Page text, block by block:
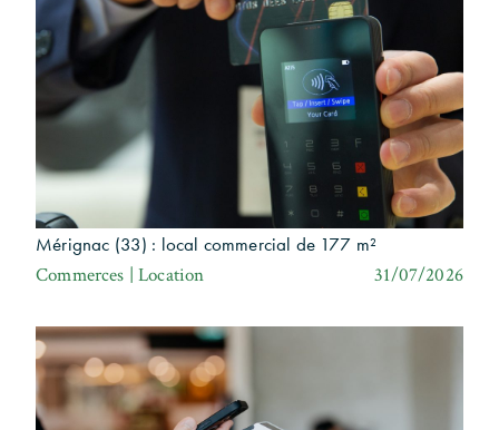
Mérignac (33) : local commercial de 177 m²
Commerces | Location 31/07/2026